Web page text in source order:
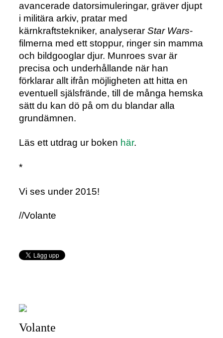
avancerade datorsimuleringar, gräver djupt
i militära arkiv, pratar med
kärnkraftstekniker, analyserar Star Wars-
filmerna med ett stoppur, ringer sin mamma
och bildgooglar djur. Munroes svar är
precisa och underhållande när han
förklarar allt ifrån möjligheten att hitta en
eventuell själsfrände, till de många hemska
sätt du kan dö på om du blandar alla
grundämnen.
Läs ett utdrag ur boken här.
*
Vi ses under 2015!
//Volante
Volante